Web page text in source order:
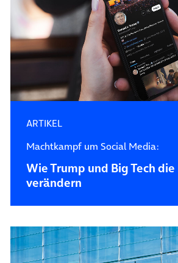
ARTIKEL
Machtkampf um Social Media:
Wie Trump und Big Tech
verändern